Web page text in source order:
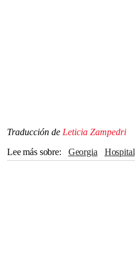
Traducción de Leticia Zampedri
Lee más sobre
Georgia Hospital